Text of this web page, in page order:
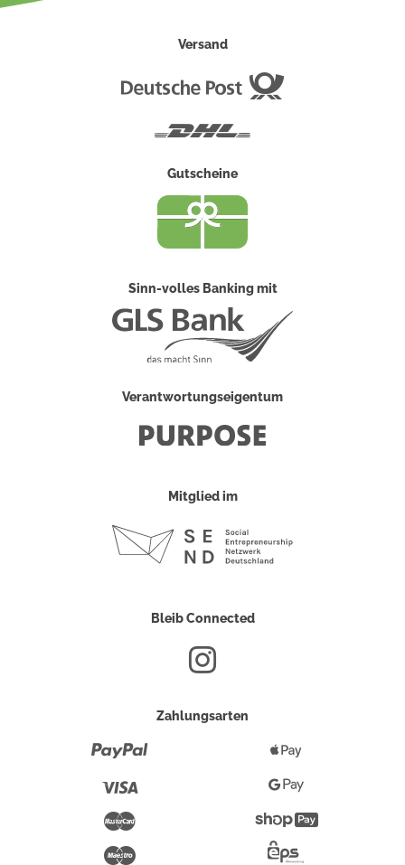
Versand
Gutscheine
Sinn-volles Banking mit
Verantwortungseigentum
Mitglied im
Bleib Connected
Zahlungsarten
Maestro
Pay
Google
Pay